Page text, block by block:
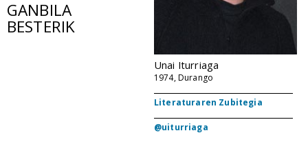
GANBILA
BESTERIK
Unai Iturriaga
1974, Durango
Literaturaren Zubitegia
@uiturriaga